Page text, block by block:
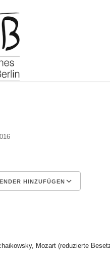
HINZUFÜGEN
Mozart (reduzierte